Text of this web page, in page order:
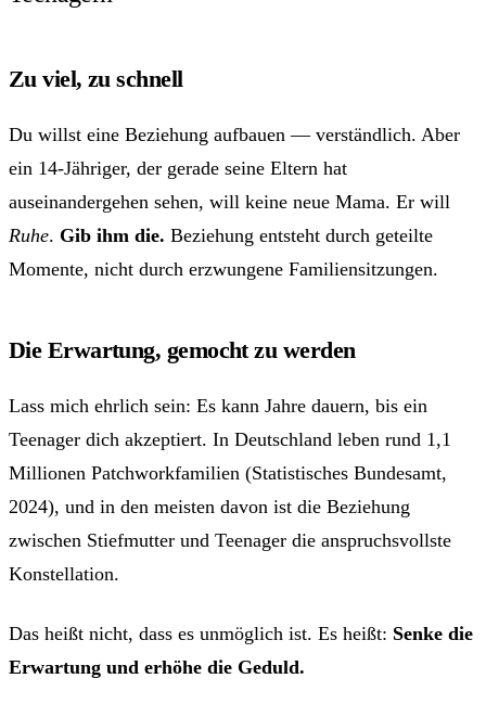
Zu viel, zu schnell
Du willst eine Beziehung aufbauen — verständlich. Aber
ein 14-Jähriger, der gerade seine Eltern hat
auseinandergehen sehen, will keine neue Mama. Er will
Ruhe. Gib ihm die. Beziehung entsteht durch geteilte
Momente, nicht durch erzwungene Familiensitzungen.
Die Erwartung, gemocht zu werden
Lass mich ehrlich sein: Es kann Jahre dauern, bis ein
Teenager dich akzeptiert. In Deutschland leben rund 1,1
Millionen Patchworkfamilien (Statistisches Bundesamt,
2024), und in den meisten davon ist die Beziehung
zwischen Stiefmutter und Teenager die anspruchsvollste
Konstellation.
Das heißt nicht, dass es unmöglich ist. Es heißt: Senke die
Erwartung und erhöhe die Geduld.